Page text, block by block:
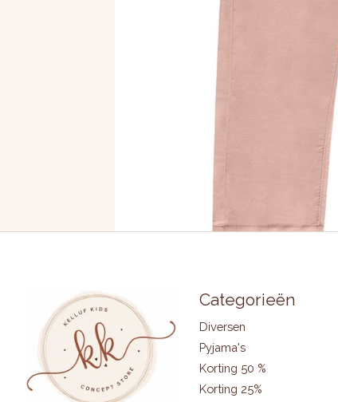
Categorieën
Diversen
Pyjama's
Korting 50 %
Korting 25%